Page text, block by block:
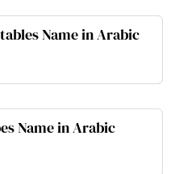
Name in Arabic
Name in Arabic